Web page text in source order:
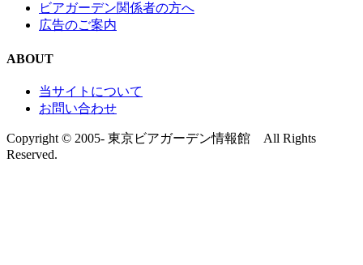
ビアガーデン関係者の方へ
広告のご案内
ABOUT
当サイトについて
お問い合わせ
Copyright © 2005- 東京ビアガーデン情報館 All Rights
Reserved.